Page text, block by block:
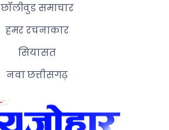
छॉलीवुड समाचार
हमर रचनाकार
सियासत
नवा छत्तीसगढ़